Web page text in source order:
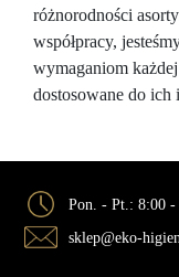
różnorodności
współpracy,
wymaganiom
dostosowane do
Pon. - Pt.: 8:00 -
sklep@eko-